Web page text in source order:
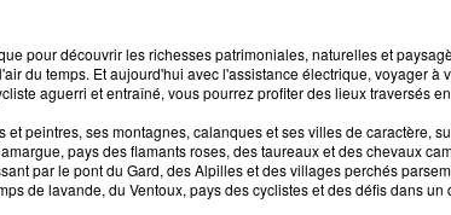
pour découvrir les richesses patrimoniales, naturelles et
du temps. Et aujourd'hui avec l'assistance électrique, voyager à
aguerri et entraîné, vous pourrez profiter des lieux traversés
peintres, ses montagnes, calanques et ses villes de caractère,
pays des flamants roses, des taureaux et des chevaux
par le pont du Gard, des Alpilles et des villages perchés
de lavande, du Ventoux, pays des cyclistes et des défis dans